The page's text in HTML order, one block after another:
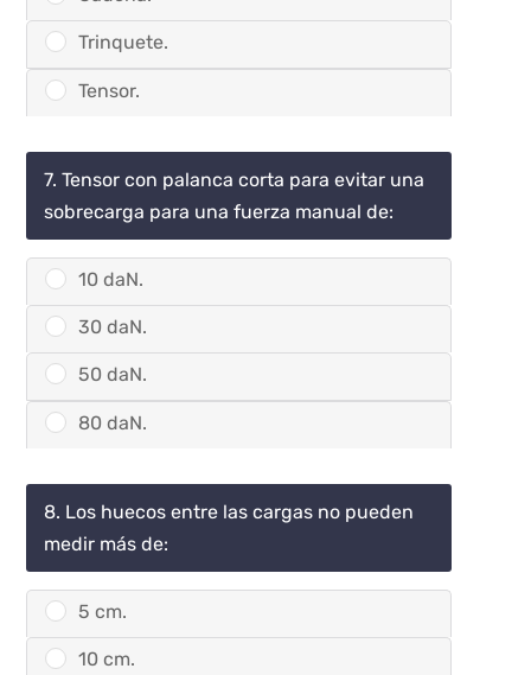
Trinquete.
Tensor.
7. Tensor con palanca corta para evitar una
sobrecarga para una fuerza manual de:
10 daN.
30 daN.
50 daN.
80 daN.
8. Los huecos entre las cargas no pueden
medir más de:
5 cm.
10 cm.